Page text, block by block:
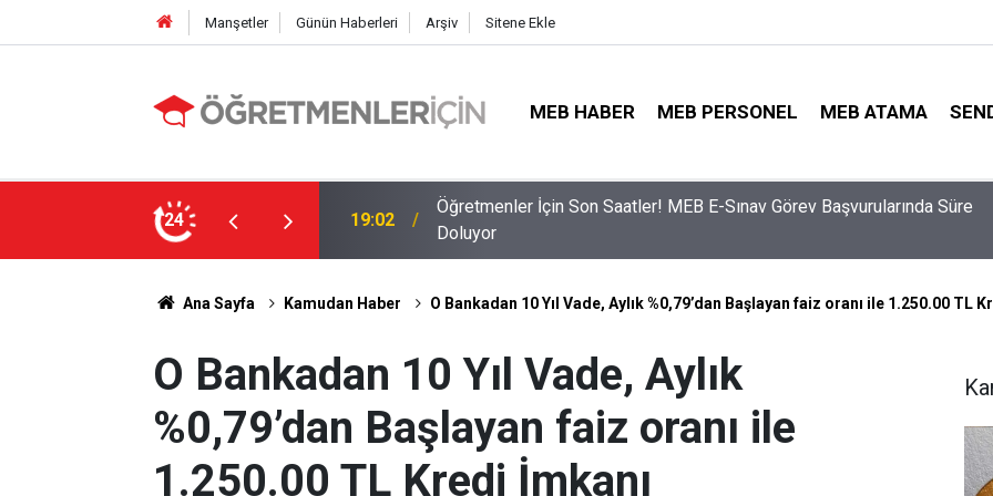
Manşetler Günün Haberleri Arşiv Sitene Ekle
MEB HABER MEB PERSONEL MEB ATAMA
24
E-Sınav Görev Başvurularında Süre
09:01 2026 Atama Sinyali Verildi: İşte MEB’in En Çok Öğretmen Aradığı 15
Ana Sayfa Kamudan Haber O Bankadan 10 Yıl Vade, Aylık %0,79’dan Başlayan faiz oranı ile 1.250.00 TL
O Bankadan 10 Yıl Vade, Aylık
%0,79’dan Başlayan faiz oranı ile
1.250.00 TL Kredi İmkanı